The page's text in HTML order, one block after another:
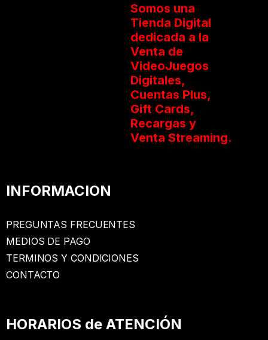
Somos una
Tienda Digital
dedicada a la
Venta de
VideoJuegos
Digitales,
Cuentas Plus,
Gift Cards,
Recargas y
Venta Streaming.
INFORMACION
PREGUNTAS FRECUENTES
MEDIOS DE PAGO
TERMINOS Y CONDICIONES
CONTACTO
HORARIOS de ATENCIÓN